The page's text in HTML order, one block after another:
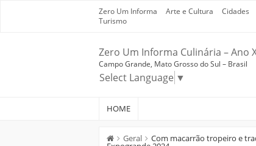
Zero Um Informa Arte e Cultura Cidades
Turismo
Zero Um Informa Culinária – Ano
Campo Grande, Mato Grosso do Sul – Brasil
Select Language ▼
HOME
Geral Com macarrão tropeiro e